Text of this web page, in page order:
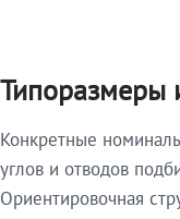
Типоразмеры
Конкретные
углов и отводов
Ориентировочная